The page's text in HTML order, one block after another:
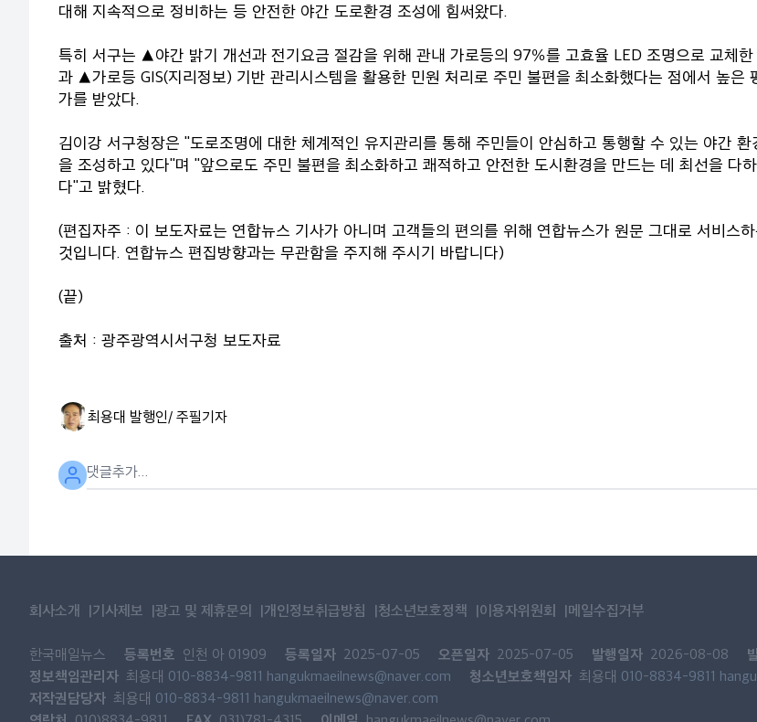
대해 지속적으로 정비하는 등 안전한 야간 도로환경 조성에 힘써왔다.
특히 서구는 ▲야간 밝기 개선과 전기요금 절감을 위해 관내 가로등의 97％를 고효율 LED 조명으로 교체한
과 ▲가로등 GIS(지리정보) 기반 관리시스템을 활용한 민원 처리로 주민 불편을 최소화했다는 점에서 높은
가를 받았다.
김이강 서구청장은 "도로조명에 대한 체계적인 유지관리를 통해 주민들이 안심하고 통행할 수 있는 야간 환
을 조성하고 있다"며 "앞으로도 주민 불편을 최소화하고 쾌적하고 안전한 도시환경을 만드는 데 최선을 다
다"고 밝혔다.
(편집자주 : 이 보도자료는 연합뉴스 기사가 아니며 고객들의 편의를 위해 연합뉴스가 원문 그대로 서비스
것입니다. 연합뉴스 편집방향과는 무관함을 주지해 주시기 바랍니다)
(끝)
출처 : 광주광역시서구청 보도자료
최용대 발행인/ 주필기자
회사소개 기사제보 광고 및 제휴문의 개인정보취급방침 청소년보호정책 이용자위원회 메일수집거부
한국매일뉴스 등록번호 인천 아 01909 등록일자 2025-07-05 오픈일자 2025-07-05 발행일자 2026-08-08
정보책임관리자 최용대 010-8834-9811 hangukmaeilnews@naver.com 청소년보호책임자 최용대 010-8834-9811
저작권담당자 최용대 010-8834-9811 hangukmaeilnews@naver.com